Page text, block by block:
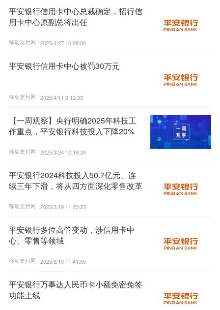
平安银行信用卡中心总裁确定，招行信
用卡中心原副总将出任
移动支付网 | 2025/4/27 10:08:00
平安银行信用卡中心被罚30万元
移动支付网 | 2025/4/11 9:12:33
【一周观察】央行明确2025年科技工
作重点，平安银行科技投入下降20%
移动支付网 | 2025/3/24 10:19:39
平安银行2024科技投入50.7亿元、连
续三年下滑，将从四方面深化零售改革
移动支付网 | 2025/3/19 11:23:23
平安银行多位高管变动，涉信用卡中
心、零售等领域
移动支付网 | 2025/3/10 11:41:50
平安银行万事达人民币卡小额免密免签
功能上线